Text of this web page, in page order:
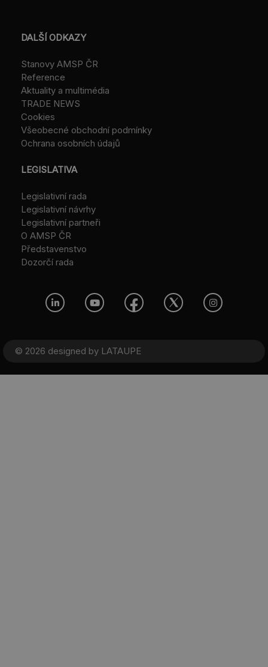
DALŠÍ ODKAZY
Stanovy AMSP ČR
Reference
Aktuality a multimédia
TRADE NEWS
Cookies
Všeobecné obchodní podmínky
Ochrana osobních údajů
LEGISLATIVA
Legislativní rada
Legislativní návrhy
Legislativní partneři
O AMSP ČR
Představenstvo
Dozorčí rada
© 2026 designed by LATAUPE